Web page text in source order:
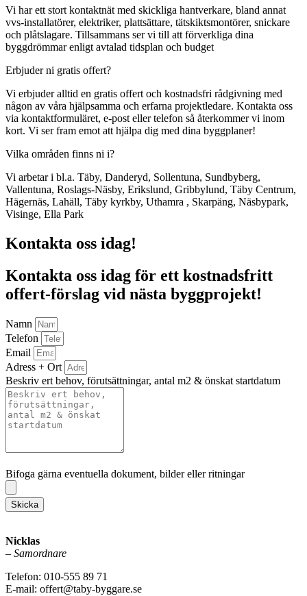
Vi har ett stort kontaktnät med skickliga hantverkare, bland annat
vvs-installatörer, elektriker, plattsättare, tätskiktsmontörer, snickare
och plåtslagare. Tillsammans ser vi till att förverkliga dina
byggdrömmar enligt avtalad tidsplan och budget
Erbjuder ni gratis offert?
Vi erbjuder alltid en gratis offert och kostnadsfri rådgivning med
någon av våra hjälpsamma och erfarna projektledare. Kontakta oss
via kontaktformuläret, e-post eller telefon så återkommer vi inom
kort. Vi ser fram emot att hjälpa dig med dina byggplaner!
Vilka områden finns ni i?
Vi arbetar i bl.a. Täby, Danderyd, Sollentuna, Sundbyberg,
Vallentuna, Roslags-Näsby, Erikslund, Gribbylund, Täby Centrum,
Hägernäs, Lahäll, Täby kyrkby, Uthamra , Skarpäng, Näsbypark,
Visinge, Ella Park
Kontakta oss idag!
Kontakta oss idag för ett kostnadsfritt
offert-förslag vid nästa byggprojekt!
Namn
Telefon
Email
Adress + Ort
Beskriv ert behov, förutsättningar, antal m2 & önskat startdatum
Bifoga gärna eventuella dokument, bilder eller ritningar
Skicka
Nicklas
– Samordnare
Telefon: 010-555 89 71
E-mail: offert@taby-byggare.se